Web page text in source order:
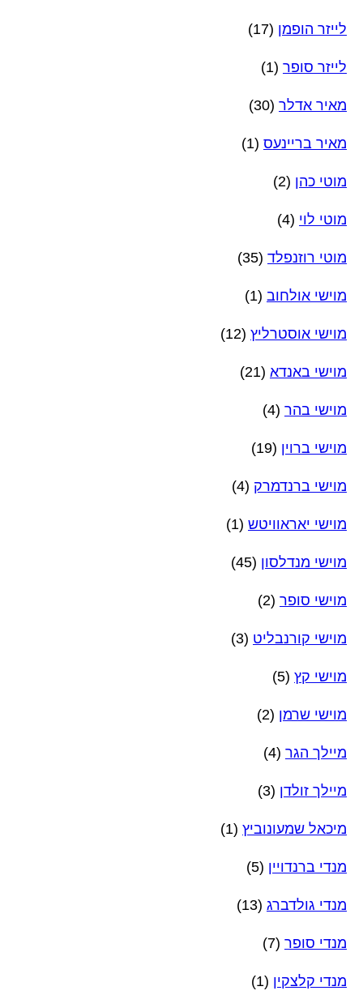
לייזר הופמן (17)
לייזר סופר (1)
מאיר אדלר (30)
מאיר בריינעס (1)
מוטי כהן (2)
מוטי לוי (4)
מוטי רוזנפלד (35)
מוישי אולחוב (1)
מוישי אוסטרליץ (12)
מוישי באנדא (21)
מוישי בהר (4)
מוישי ברוין (19)
מוישי ברנדמרק (4)
מוישי יאראוויטש (1)
מוישי מנדלסון (45)
מוישי סופר (2)
מוישי קורנבליט (3)
מוישי קץ (5)
מוישי שרמן (2)
מיילך הגר (4)
מיילך זולדן (3)
מיכאל שמעונוביץ (1)
מנדי ברנדויין (5)
מנדי גולדברג (13)
מנדי סופר (7)
מנדי קלצקין (1)